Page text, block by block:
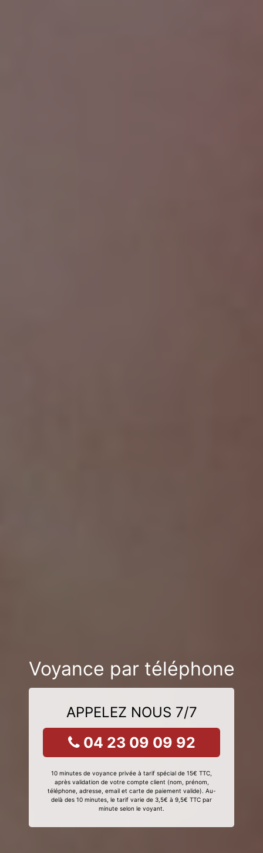
Voyance par téléphone
APPELEZ NOUS 7/7
04 23 09 09 92
10 minutes de voyance privée à tarif spécial de 15€ TTC,
après validation de votre compte client (nom, prénom,
téléphone, adresse, email et carte de paiement valide). Au-
delà des 10 minutes, le tarif varie de 3,5€ à 9,5€ TTC par
minute selon le voyant.